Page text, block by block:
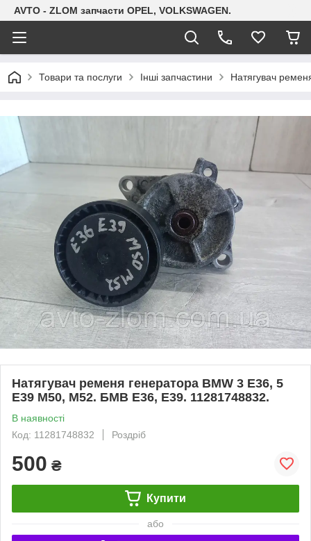
AVTO - ZLOM запчасти OPEL, VOLKSWAGEN.
Товари та послуги Інші запчастини Натягувач
Натягувач ременя генератора BMW 3 E36, 5
E39 M50, M52. БМВ Е36, Е39. 11281748832.
В наявності
Код: 11281748832
Роздріб
500 ₴
Купити
або